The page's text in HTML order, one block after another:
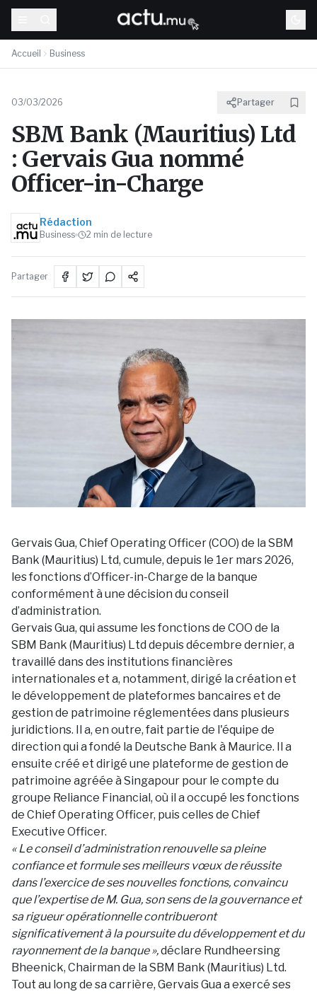
Accueil Business
03/03/2026 Partager
SBM Bank (Mauritius) Ltd
: Gervais Gua nommé
Officer-in-Charge
Rédaction
Business 2 min de lecture
Partager
Gervais Gua, Chief Operating Officer (COO) de la SBM
Bank (Mauritius) Ltd, cumule, depuis le 1er mars 2026,
les fonctions d’Officer-in-Charge de la banque
conformément à une décision du conseil
d’administration.
Gervais Gua, qui assume les fonctions de COO de la
SBM Bank (Mauritius) Ltd depuis décembre dernier, a
travaillé dans des institutions financières
internationales et a, notamment, dirigé la création et
le développement de plateformes bancaires et de
gestion de patrimoine réglementées dans plusieurs
juridictions. Il a, en outre, fait partie de l'équipe de
direction qui a fondé la Deutsche Bank à Maurice. Il a
ensuite créé et dirigé une plateforme de gestion de
patrimoine agréée à Singapour pour le compte du
groupe Reliance Financial, où il a occupé les fonctions
de Chief Operating Officer, puis celles de Chief
Executive Officer.
« Le conseil d’administration renouvelle sa pleine
confiance et formule ses meilleurs vœux de réussite
dans l’exercice de ses nouvelles fonctions, convaincu
que l’expertise de M. Gua, son sens de la gouvernance et
sa rigueur opérationnelle contribueront
significativement à la poursuite du développement et du
rayonnement de la banque »,déclare Rundheersing
Bheenick, Chairman de la SBM Bank (Mauritius) Ltd.
Tout au long de sa carrière, Gervais Gua a exercé ses